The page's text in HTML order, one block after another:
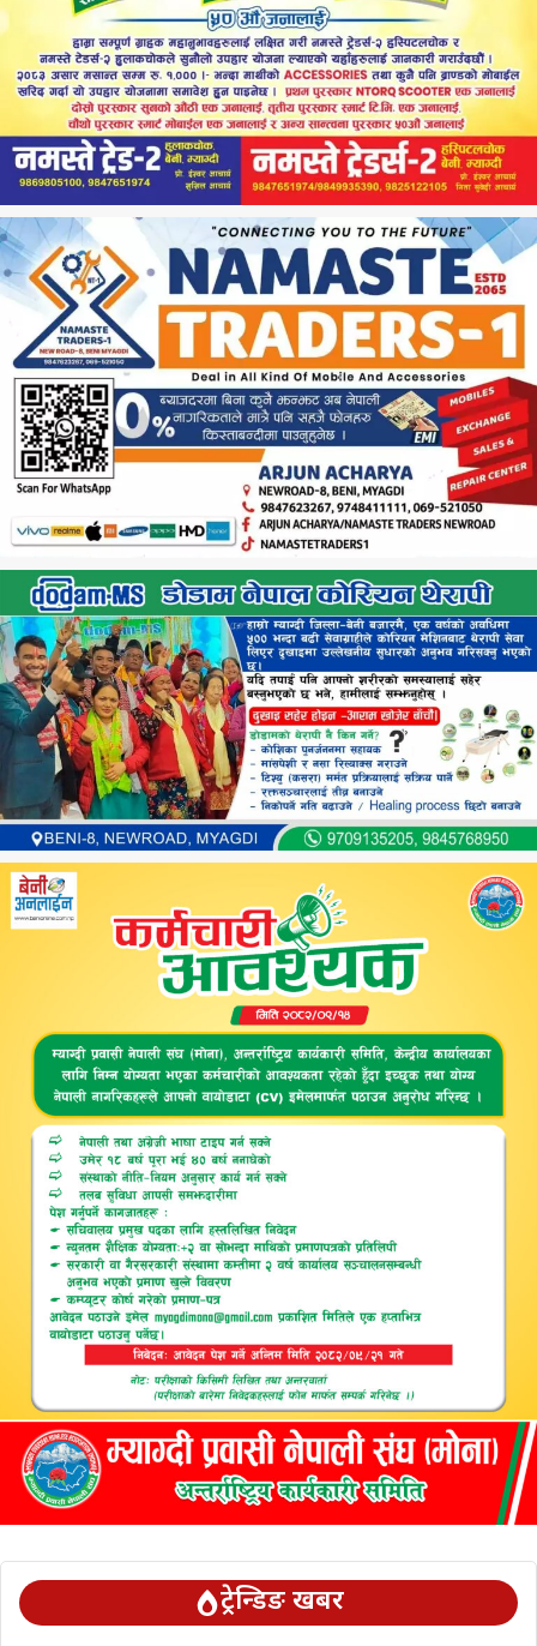
ट्रेन्डिङ खबर